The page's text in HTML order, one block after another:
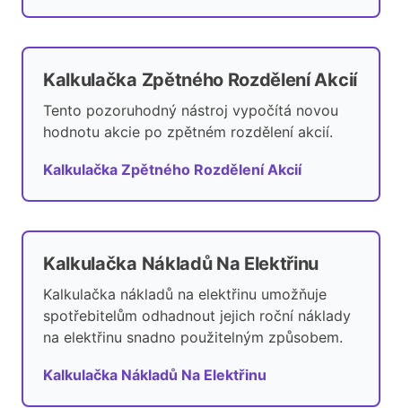
Kalkulačka Zpětného Rozdělení Akcií
Tento pozoruhodný nástroj vypočítá novou
hodnotu akcie po zpětném rozdělení akcií.
Kalkulačka Zpětného Rozdělení Akcií
Kalkulačka Nákladů Na Elektřinu
Kalkulačka nákladů na elektřinu umožňuje
spotřebitelům odhadnout jejich roční náklady
na elektřinu snadno použitelným způsobem.
Kalkulačka Nákladů Na Elektřinu